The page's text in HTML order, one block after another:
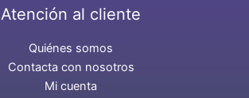
Atención al cliente
Quiénes somos
Contacta con nosotros
Mi cuenta